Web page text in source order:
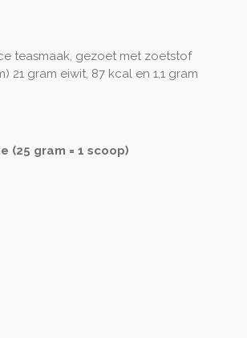
teasmaak, gezoet met zoetstof
21 gram eiwit, 87 kcal en 1,1 gram
(25 gram = 1 scoop)